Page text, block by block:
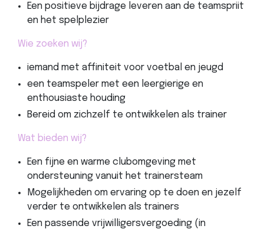
Een positieve bijdrage leveren aan de teamspriit
en het spelplezier
Wie zoeken wij?
iemand met affiniteit voor voetbal en jeugd
een teamspeler met een leergierige en
enthousiaste houding
Bereid om zichzelf te ontwikkelen als trainer
Wat bieden wij?
Een fijne en warme clubomgeving met
ondersteuning vanuit het trainersteam
Mogelijkheden om ervaring op te doen en jezelf
verder te ontwikkelen als trainers
Een passende vrijwilligersvergoeding (in